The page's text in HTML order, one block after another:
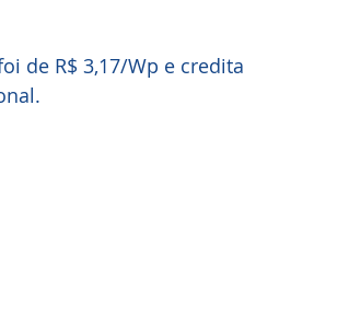
de R$ 3,17/Wp e credita